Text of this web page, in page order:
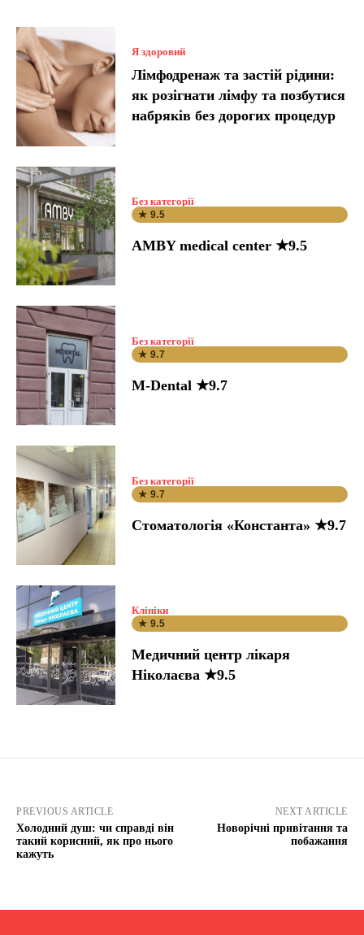
Я здоровий
Лімфодренаж та застій рідини:
як розігнати лімфу та позбутися
набряків без дорогих процедур
Без категорії
★ 9.5
AMBY medical center ★9.5
Без категорії
★ 9.7
M-Dental ★9.7
Без категорії
★ 9.7
Стоматологія «Константа» ★9.7
Клініки
★ 9.5
Медичний центр лікаря
Ніколаєва ★9.5
PREVIOUS ARTICLE
Холодний душ: чи справді він
такий корисний, як про нього
кажуть
NEXT ARTICLE
Новорічні привітання та
побажання